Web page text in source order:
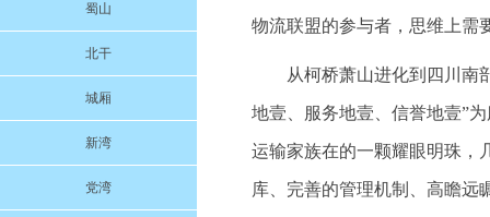
蜀山
北干
城厢
新湾
党湾
物流联盟的参与者，思维上需
从柯桥萧山进化到四川南
地壹、服务地壹、信誉地壹”
运输家族在的一颗耀眼明珠，
库、完善的管理机制、高瞻远